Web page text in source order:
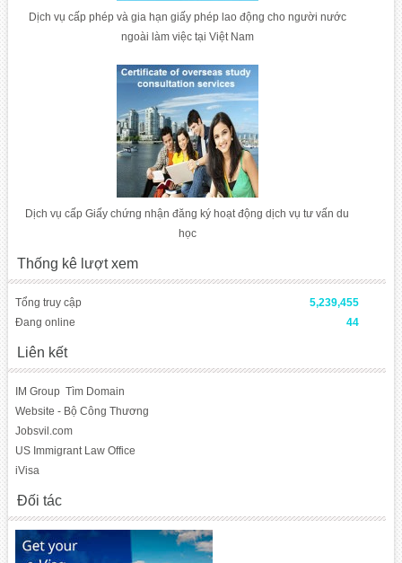
Dịch vụ cấp phép và gia hạn giấy phép lao động cho người nước
ngoài làm việc tại Việt Nam
Dịch vụ cấp Giấy chứng nhận đăng ký hoạt động dịch vụ tư vấn du
học
Thống kê lượt xem
Tổng truy cập
5,239,455
Đang online
44
Liên kết
IM Group Tìm Domain
Website - Bộ Công Thương
Jobsvil.com
US Immigrant Law Office
iVisa
Đối tác